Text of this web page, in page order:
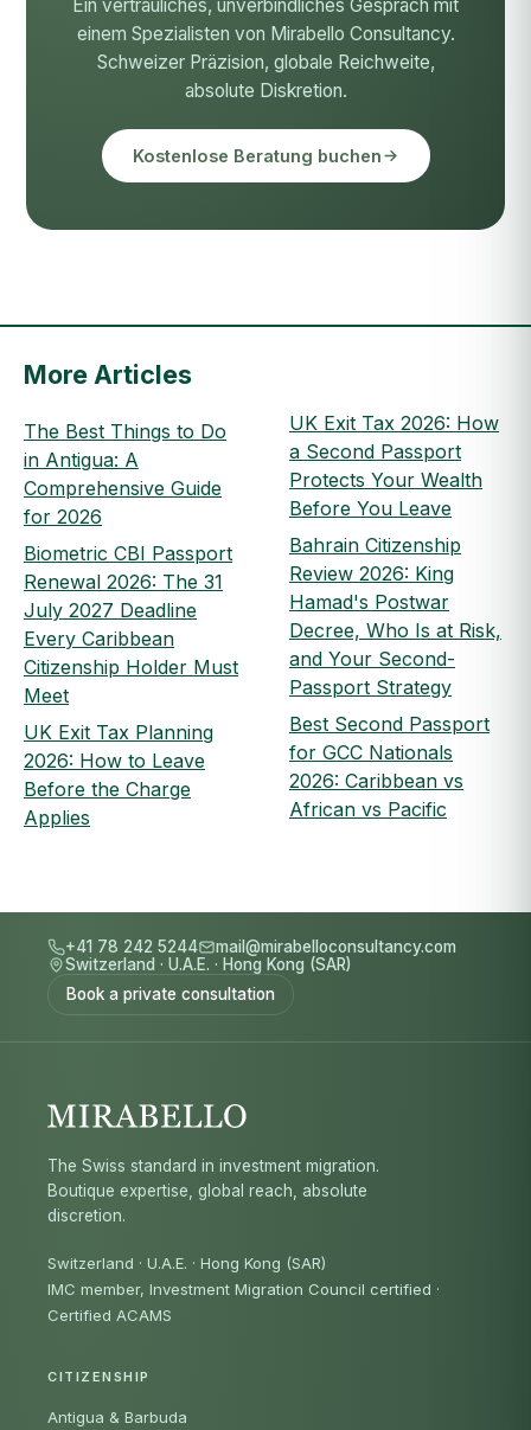
Ein vertrauliches, unverbindliches Gespräch mit
einem Spezialisten von Mirabello Consultancy.
Schweizer Präzision, globale Reichweite,
absolute Diskretion.
Kostenlose Beratung buchen
More Articles
The Best Things to Do
in Antigua: A
Comprehensive Guide
for 2026
Biometric CBI Passport
Renewal 2026: The 31
July 2027 Deadline
Every Caribbean
Citizenship Holder Must
Meet
UK Exit Tax Planning
2026: How to Leave
Before the Charge
Applies
UK Exit Tax 2026: How
a Second Passport
Protects Your Wealth
Before You Leave
Bahrain Citizenship
Review 2026: King
Hamad's Postwar
Decree, Who Is at Risk,
and Your Second-
Passport Strategy
Best Second Passport
for GCC Nationals
2026: Caribbean vs
African vs Pacific
+41 78 242 5244
mail@mirabelloconsultancy.com
Switzerland · U.A.E. · Hong Kong (SAR)
Book a private consultation
The Swiss standard in investment migration.
Boutique expertise, global reach, absolute
discretion.
Switzerland · U.A.E. · Hong Kong (SAR)
IMC member, Investment Migration Council certified ·
Certified ACAMS
CITIZENSHIP
Antigua & Barbuda